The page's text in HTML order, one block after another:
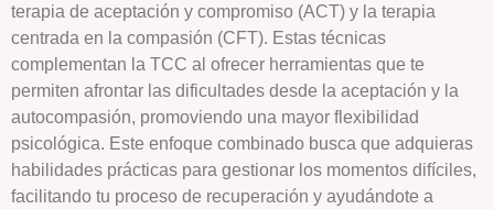
terapia de aceptación y compromiso (ACT) y la terapia
centrada en la compasión (CFT). Estas técnicas
complementan la TCC al ofrecer herramientas que te
permiten afrontar las dificultades desde la aceptación y la
autocompasión, promoviendo una mayor flexibilidad
psicológica. Este enfoque combinado busca que adquieras
habilidades prácticas para gestionar los momentos difíciles,
facilitando tu proceso de recuperación y ayudándote a